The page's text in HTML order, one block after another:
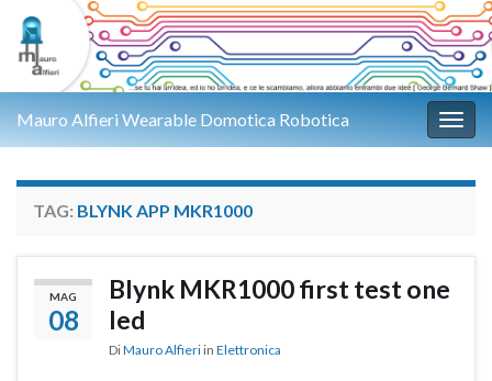
Mauro Alfieri Wearable Domotica Robotica
TAG: BLYNK APP MKR1000
MAG
08
Blynk MKR1000 first test one
led
DiMauro Alfieri in Elettronica